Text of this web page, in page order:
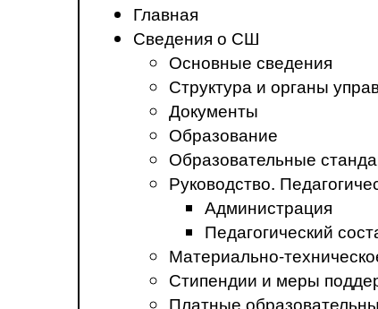
Главная
Сведения о СШ
Основные сведения
Структура и органы
Документы
Образование
Образовательные
Руководство.
Администрация
Педагогический
Материально-
Стипендии и меры
Платные